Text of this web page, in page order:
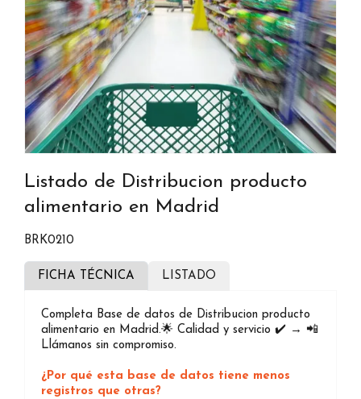
Listado de Distribucion producto
alimentario en Madrid
BRK0210
FICHA TÉCNICA LISTADO
Completa Base de datos de Distribucion producto
alimentario en Madrid.🌟 Calidad y servicio ✔️ → 📲
Llámanos sin compromiso.
¿Por qué esta base de datos tiene menos
registros que otras?